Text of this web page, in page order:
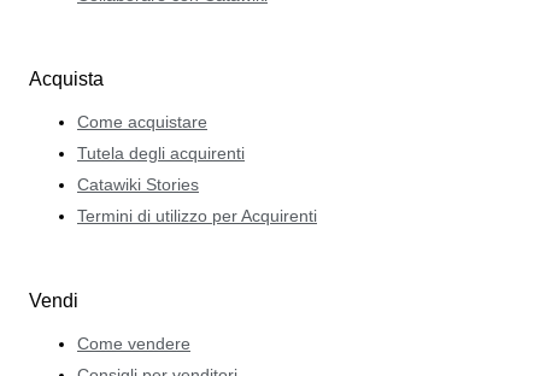
Acquista
Come acquistare
Tutela degli acquirenti
Catawiki Stories
Termini di utilizzo per Acquirenti
Vendi
Come vendere